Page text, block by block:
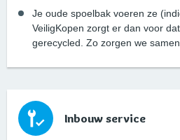
Je oude spoelbak voeren ze
VeiligKopen zorgt er dan voor
gerecycled. Zo zorgen we
Inbouw service